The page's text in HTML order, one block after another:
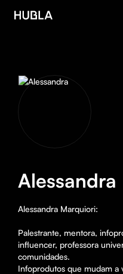
Alessandra Marquiori:
Palestrante, mentora,
influencer, professora
comunidades.
Infoprodutos que mudam a